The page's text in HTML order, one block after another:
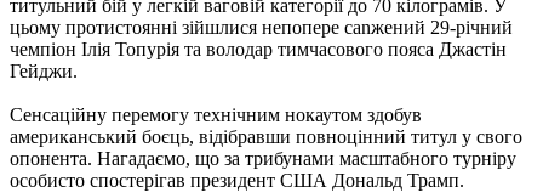
титульний бій у легкій ваговій категорії до 70 кілограмів. У
цьому протистоянні зійшлися непопере canжений 29-річний
чемпіон Ілія Топурія та володар тимчасового пояса Джастін
Гейджи.
Сенсаційну перемогу технічним нокаутом здобув
американський боєць, відібравши повноцінний титул у свого
опонента. Нагадаємо, що за трибунами масштабного турніру
особисто спостерігав президент США Дональд Трамп.